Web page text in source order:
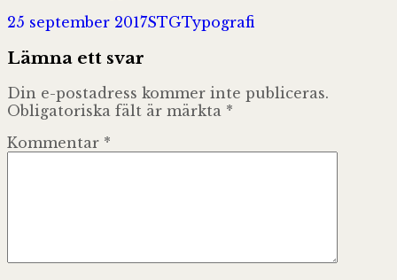
Postat
25 september 2017Författare
STGKategorier
Typografi
Lämna ett svar
Din e-postadress kommer inte publiceras.
Obligatoriska fält är märkta *
Kommentar *